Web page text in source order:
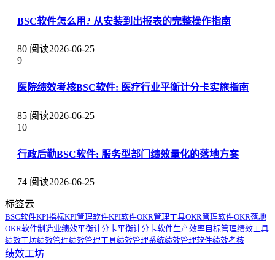
BSC软件怎么用? 从安装到出报表的完整操作指南
80 阅读2026-06-25
9
医院绩效考核BSC软件: 医疗行业平衡计分卡实施指南
85 阅读2026-06-25
10
行政后勤BSC软件: 服务型部门绩效量化的落地方案
74 阅读2026-06-25
标签云
BSC软件KPI指标KPI管理软件KPI软件OKR管理工具OKR管理软件OKR落地
OKR软件制造业绩效平衡计分卡平衡计分卡软件生产效率 目标管理绩效工具
绩效工坊绩效管理绩效管理工具绩效管理系统绩效管理软件绩效考核
绩效工坊